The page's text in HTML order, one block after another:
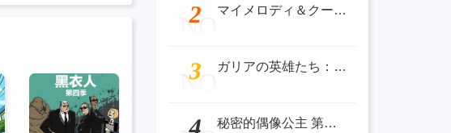
NO
2 マイメロディ＆クールーム
NO
3 ガリアの英雄たち：ボスをめぐる戦い
4 秘密的偶像公主 第二季 ひみつのアイプリ リング編